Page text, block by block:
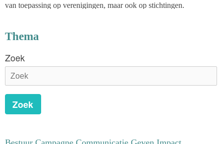
van toepassing op verenigingen, maar ook op stichtingen.
Thema
Zoek
Zoek